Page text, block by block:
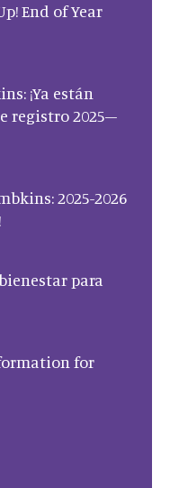
End of Year
¡Ya están
registro 2025–
2025-2026
para
for